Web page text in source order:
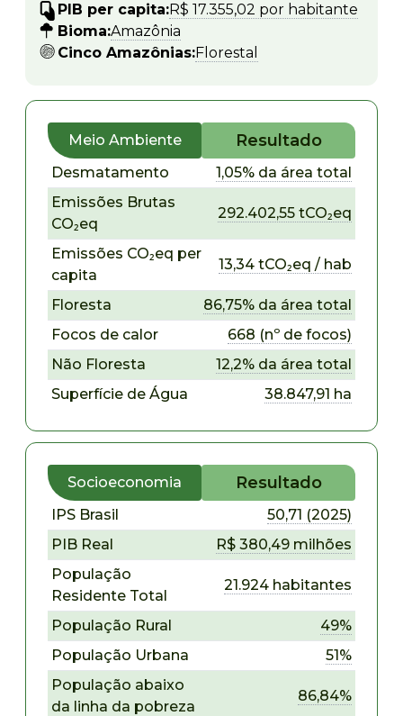
PIB per capita:R$ 17.355,02 por habitante
Bioma:Amazônia
Cinco Amazônias:Florestal
Meio Ambiente Resultado
Desmatamento
1,05% da área total
Emissões Brutas
CO₂eq
292.402,55 tCO₂eq
Emissões CO₂eq per
capita
13,34 tCO₂eq / hab
Floresta
86,75% da área total
Focos de calor
668 (nº de focos)
Não Floresta
12,2% da área total
Superfície de Água
38.847,91 ha
Socioeconomia Resultado
IPS Brasil
50,71 (2025)
PIB Real
R$ 380,49 milhões
População
Residente Total
21.924 habitantes
População Rural
49%
População Urbana
51%
População abaixo
da linha da pobreza
86,84%